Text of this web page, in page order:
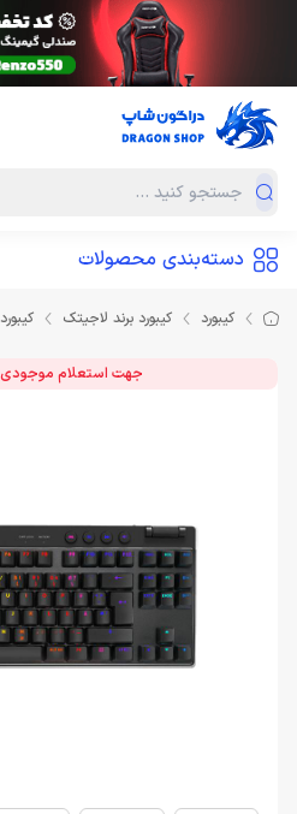
دسته‌بندی محصولات
کیبورد کیبورد برند لاجیتک کیبورد Logitech PRO X TKL Lightspeed Brown SW
جهت استعلام